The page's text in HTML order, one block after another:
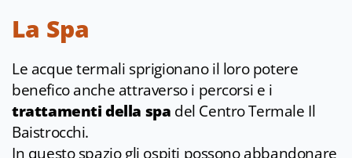
La Spa
Le acque termali sprigionano il loro potere
benefico anche attraverso i percorsi e i
trattamenti della spa del Centro Termale Il
Baistrocchi.
In questo spazio gli ospiti possono abbandonare